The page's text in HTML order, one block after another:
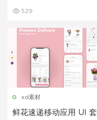
529
xd素材
鲜花速递移动应用 UI 套